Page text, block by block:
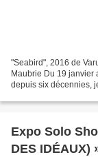
"Seabird", 2016 de
Maubrie Du 19 janvier
depuis six décennies,
Expo Solo
DES IDÉAUX)